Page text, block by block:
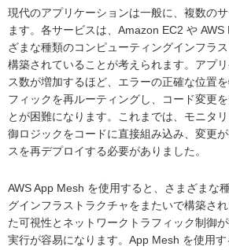
現代のアプリケーションは一般に、複数の
ます。各サービスは、Amazon EC2 や
ざまな種類のコンピューティングインフラ
構築されていることが考えられます。アプ
ス数が増加するほど、エラーの正確な位置
フィックを再ルーティングし、コード変更
とが困難になります。これまでは、モニタ
御ロジックをコードに直接組み込み、変更
スを再デプロイする必要がありました。
AWS App Mesh を使用すると、さまざまな
グインフラストラクチャをまたいで構築さ
た可視性とネットワークトラフィック制御
実行が容易になります。App Mesh を使用